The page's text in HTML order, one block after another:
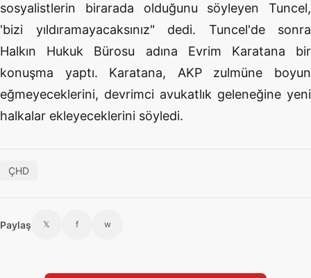
sosyalistlerin birarada olduğunu söyleyen Tuncel,
'bizi yıldıramayacaksınız" dedi. Tuncel'de sonra
Halkın Hukuk Bürosu adına Evrim Karatana bir
konuşma yaptı. Karatana, AKP zulmüne boyun
eğmeyeceklerini, devrimci avukatlık geleneğine yeni
halkalar ekleyeceklerini söyledi.
ÇHD
Paylaş 𝕏 f w